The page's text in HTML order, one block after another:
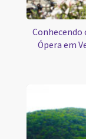
Conhecendo
Ópera em